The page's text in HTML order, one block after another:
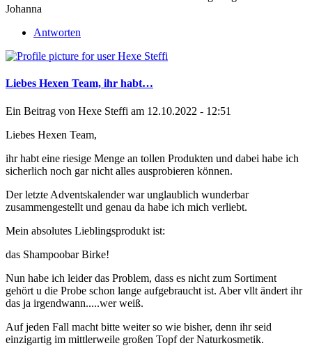
Johanna
Antworten
Liebes Hexen Team, ihr habt…
Ein Beitrag von Hexe Steffi am 12.10.2022 - 12:51
Liebes Hexen Team,
ihr habt eine riesige Menge an tollen Produkten und dabei habe ich
sicherlich noch gar nicht alles ausprobieren können.
Der letzte Adventskalender war unglaublich wunderbar
zusammengestellt und genau da habe ich mich verliebt.
Mein absolutes Lieblingsprodukt ist:
das Shampoobar Birke!
Nun habe ich leider das Problem, dass es nicht zum Sortiment
gehört u die Probe schon lange aufgebraucht ist. Aber vllt ändert ihr
das ja irgendwann.....wer weiß.
Auf jeden Fall macht bitte weiter so wie bisher, denn ihr seid
einzigartig im mittlerweile großen Topf der Naturkosmetik.